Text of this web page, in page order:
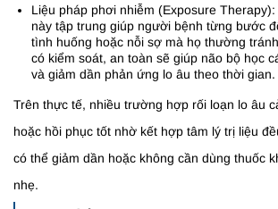
Liệu pháp phơi nhiễm (Exposure
này tập trung giúp người bệnh từng bước
tình huống hoặc nỗi sợ mà họ thường
có kiểm soát, an toàn sẽ giúp não bộ học
và giảm dần phản ứng lo âu theo thời gian.
Trên thực tế, nhiều trường hợp rối loạn lo âu
hoặc hồi phục tốt nhờ kết hợp tâm lý trị liệu
có thể giảm dần hoặc không cần dùng thuốc
nhẹ.